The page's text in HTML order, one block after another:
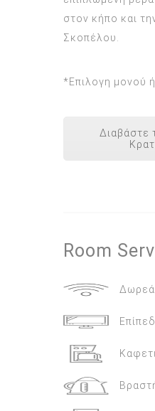
στον κήπο και
Σκοπέλου.
*Επιλογη μονού
Διαβάστε
Room